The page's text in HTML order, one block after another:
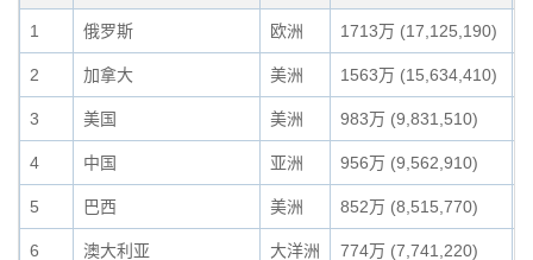
1 俄罗斯 欧洲 1713万 (17,125,190)
2 加拿大 美洲 1563万 (15,634,410)
3 美国 美洲 983万 (9,831,510)
4 中国 亚洲 956万 (9,562,910)
5 巴西 美洲 852万 (8,515,770)
6 澳大利亚 大洋洲 774万 (7,741,220)